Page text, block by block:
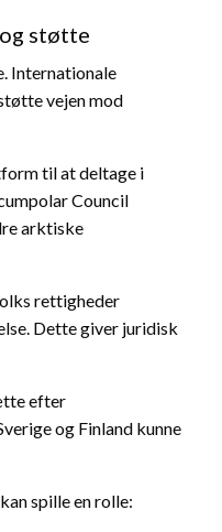
støtte
Internationale
vejen mod
til at deltage i
Council
arktiske
rettigheder
Dette giver juridisk
efter
og Finland kunne
spille en rolle: